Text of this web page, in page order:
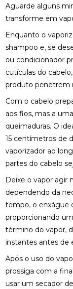
Aguarde alguns
transforme em
Enquanto o
shampoo e, se
ou condicionador
cutículas do
produto penetrem
Com o cabelo
aos fios, mas a
queimaduras. O
15 centímetros de
vaporizador ao
partes do cabelo
Deixe o vapor agir
dependendo da
tempo, o enxágue
proporcionando
término do vapor,
instantes antes de
Após o uso do
prossiga com a
usar um secador